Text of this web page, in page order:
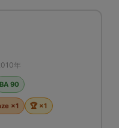
年
BA 90
×1
🏆 ×1